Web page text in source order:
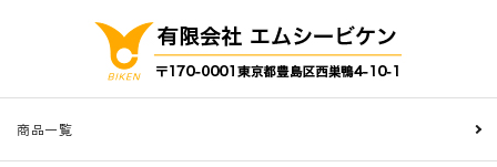
キーワード
商品一覧